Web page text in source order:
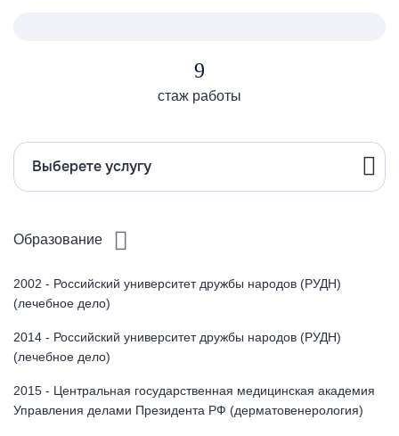
9
стаж работы
Выберете услугу
Образование
2002 - Российский университет дружбы народов (РУДН)
(лечебное дело)
2014 - Российский университет дружбы народов (РУДН)
(лечебное дело)
2015 - Центральная государственная медицинская академия
Управления делами Президента РФ (дерматовенерология)